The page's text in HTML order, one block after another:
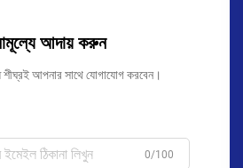
আদায় করুন
শীঘ্রই আপনার সাথে যোগাযোগ করবেন।
0/100